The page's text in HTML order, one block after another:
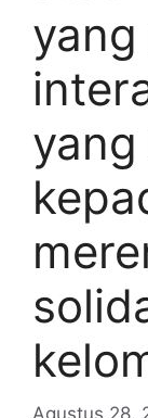
Agustus 28,